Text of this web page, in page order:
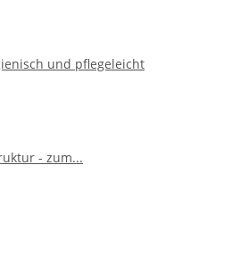
und pflegeleicht